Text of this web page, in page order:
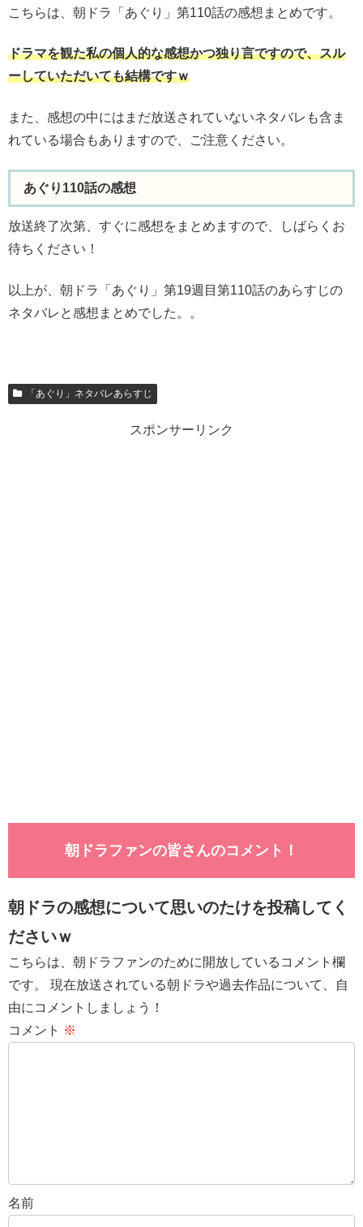
こちらは、朝ドラ「あぐり」第110話の感想まとめです。
ドラマを観た私の個人的な感想かつ独り言ですので、スル
ーしていただいても結構ですｗ
また、感想の中にはまだ放送されていないネタバレも含ま
れている場合もありますので、ご注意ください。
あぐり110話の感想
放送終了次第、すぐに感想をまとめますので、しばらくお
待ちください！
以上が、朝ドラ「あぐり」第19週目第110話のあらすじの
ネタバレと感想まとめでした。。
「あぐり」ネタバレあらすじ
スポンサーリンク
朝ドラファンの皆さんのコメント！
朝ドラの感想について思いのたけを投稿してく
ださいｗ
こちらは、朝ドラファンのために開放しているコメント欄
です。 現在放送されている朝ドラや過去作品について、自
由にコメントしましょう！
コメント ※
名前